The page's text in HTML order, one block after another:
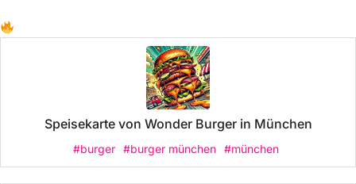
Speisekarte von Wonder Burger in München
#burger #burger münchen #münchen